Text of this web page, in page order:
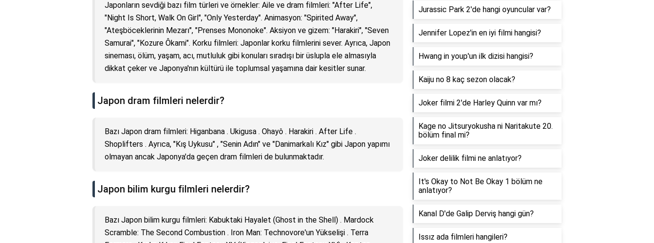
Japonların sevdiği bazı film türleri ve örnekler: Aile ve dram filmleri: "After Life",
"Night Is Short, Walk On Girl", "Only Yesterday". Animasyon: "Spirited Away",
"Ateşböceklerinin Mezarı", "Prenses Mononoke". Aksiyon ve gizem: "Harakiri", "Seven
Samurai", "Kozure Ôkami". Korku filmleri: Japonlar korku filmlerini sever. Ayrıca, Japon
sineması, ölüm, yaşam, acı, mutluluk gibi konuları sıradışı bir üslupla ele almasıyla
dikkat çeker ve Japonya'nın kültürü ile toplumsal yaşamına dair kesitler sunar.
Japon dram filmleri nelerdir?
Bazı Japon dram filmleri: Higanbana . Ukigusa . Ohayô . Harakiri . After Life .
Shoplifters . Ayrıca, "Kış Uykusu" , "Senin Adın" ve "Danimarkalı Kız" gibi Japon yapımı
olmayan ancak Japonya'da geçen dram filmleri de bulunmaktadır.
Japon bilim kurgu filmleri nelerdir?
Bazı Japon bilim kurgu filmleri: Kabuktaki Hayalet (Ghost in the Shell) . Mardock
Scramble: The Second Combustion . Iron Man: Technovore'un Yükselişi . Terra
Jurassic Park 2'de hangi oyuncular var?
Jennifer Lopez'in en iyi filmi hangisi?
Hwang in youp'un ilk dizisi hangisi?
Kaiju no 8 kaç sezon olacak?
Joker filmi 2'de Harley Quinn var mı?
Kage no Jitsuryokusha ni Naritakute 20.
bölüm final mi?
Joker delilik filmi ne anlatıyor?
It's Okay to Not Be Okay 1 bölüm ne
anlatıyor?
Kanal D'de Galip Derviş hangi gün?
Issız ada filmleri hangileri?